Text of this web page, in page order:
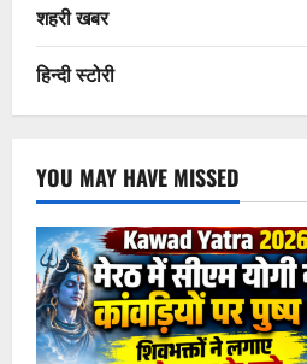
शहरी खबर
हिन्दी स्टोरी
YOU MAY HAVE MISSED